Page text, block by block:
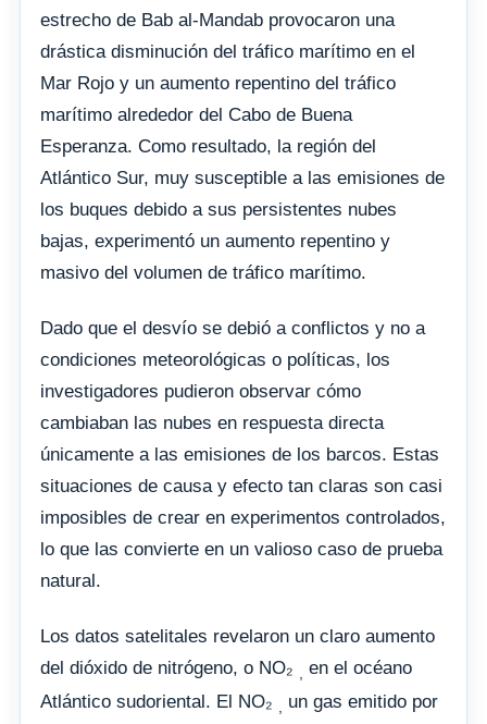
estrecho de Bab al-Mandab provocaron una
drástica disminución del tráfico marítimo en el
Mar Rojo y un aumento repentino del tráfico
marítimo alrededor del Cabo de Buena
Esperanza. Como resultado, la región del
Atlántico Sur, muy susceptible a las emisiones de
los buques debido a sus persistentes nubes
bajas, experimentó un aumento repentino y
masivo del volumen de tráfico marítimo.
Dado que el desvío se debió a conflictos y no a
condiciones meteorológicas o políticas, los
investigadores pudieron observar cómo
cambiaban las nubes en respuesta directa
únicamente a las emisiones de los barcos. Estas
situaciones de causa y efecto tan claras son casi
imposibles de crear en experimentos controlados,
lo que las convierte en un valioso caso de prueba
natural.
Los datos satelitales revelaron un claro aumento
del dióxido de nitrógeno, o NO₂
en el océano
Atlántico sudoriental. El NO₂ , un gas emitido por